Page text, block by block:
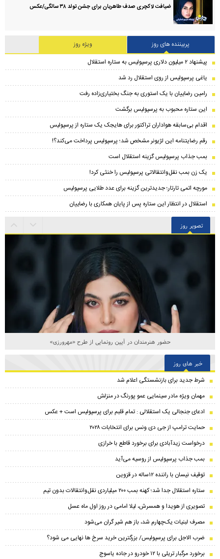
ضیافت لاکچری صدف طاهریان برای جشن تولد ۳۸ سالگی‌/عکس
پربیننده های روز
ویژه روز
پیشنهاد ۲ میلیون دلاری پرسپولیس به ستاره استقلال
یاغی پرسپولیس از روی استقلال رد شد
رامین رضاییان با یک استوری به جنگ بختیاری‌زاده رفت
این ستاره محبوب به پرسپولیس برگشت
اقدام بی‌سابقه هواداران تراکتور برای هایجک یک ستاره از پرسپولیس
رقم رضایتنامه این لژیونر مشخص شد؛ پرسپولیس پرداخت می‌کند؟!
بمب جذاب پرسپولیس گزینه استقلال است
یک زن بمب نقل‌وانتقالاتی پرسپولیس را خنثی کرد!
مورچه اتمی تارتار؛ جدیدترین گزینه برای عدد طلایی پرسپولیس
استقلال در انتظار این ستاره پس از پایان همکاری با رضاییان
تصویر روز
حضور هنرمندان در آیین رونمایی از طرح «مهرورزی»
خبر های روز
شرط جدید برای بازنشستگی اعلام شد
مهمان ویژه مادر سینمایی عمو پورنگ در منزلش
ادعای جنجالی یک استقلالی : تمام قلبم برای پرسپولیس است + عکس
حمایت ترامپ از جی دی ونس برای انتخابات ۲۰۲۸
درخواست زیدآبادی برای برخورد قاطع با خرازی
بمب جذاب پرسپولیس از روسیه می‌آید
توقیف نیسان با راننده ۱۲ساله در قزوین
ستاره استقلال جدا شد؛ کهنه بمب ۲۰۰ میلیاردی نقل‌وانتقالات بدون تیم
تصویری از هویدا و همسرش، لیلا امامی در روز اول ماه عسل
مصرف لبنیات یک‌چهارم شد، باز هم شیر گران می‌شود
ضرب الاجل برای پرسپولیس/ بزرگترین خرید سرخ ها نهایی می شود؟
برخورد مرگبار تریلی با ۱۲ خودرو در جاده یاسوج